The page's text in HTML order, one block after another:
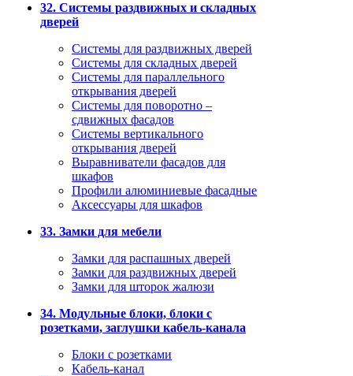
32. Системы раздвижных и складных
дверей
Системы для раздвижных дверей
Системы для складных дверей
Системы для параллельного
открывания дверей
Системы для поворотно –
сдвижных фасадов
Системы вертикального
открывания дверей
Выравниватели фасадов для
шкафов
Профили алюминиевые фасадные
Аксессуары для шкафов
33. Замки для мебели
Замки для распашных дверей
Замки для раздвижных дверей
Замки для шторок жалюзи
34. Модульные блоки, блоки с
розетками, заглушки кабель-канала
Блоки с розетками
Кабель-канал